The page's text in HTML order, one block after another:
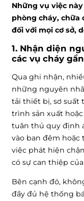
Những vụ việc
phòng cháy, chữa
đối với mọi cơ sở,
1. Nhận diện
các vụ cháy
Qua ghi nhận,
những nguyên
tải thiết bị, sơ suất
trình sản xuất
tuân thủ quy định
vào ban đêm
việc phát hiện
có sự can thiệp
Bên cạnh đó,
đầy đủ hệ thống